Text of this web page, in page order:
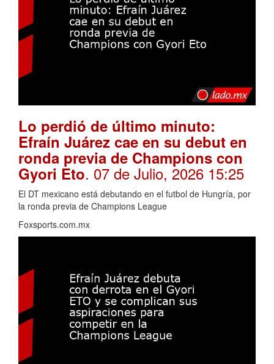
Lo perdió de último minuto:
Efraín Juárez cae en su debut en
ronda previa de Champions con
Gyori Eto. 07 de Julio, 2026 15:25
El DT mexicano está debutando en el futbol de Hungría, por
la ronda previa de Champions League
Foxsports.com.mx